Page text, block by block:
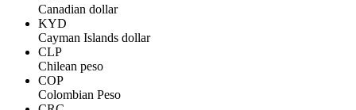
Canadian dollar
KYD
Cayman Islands dollar
CLP
Chilean peso
COP
Colombian Peso